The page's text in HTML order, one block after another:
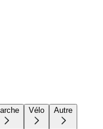
Vélo Autre